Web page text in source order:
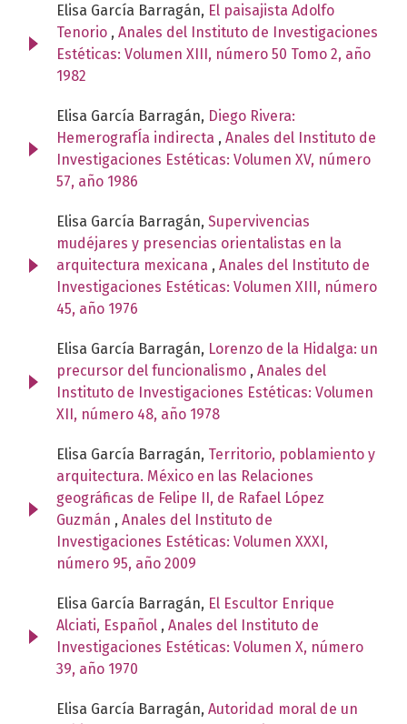
Elisa García Barragán, El paisajista Adolfo
Tenorio , Anales del Instituto de Investigaciones
Estéticas: Volumen XIII, número 50 Tomo 2, año
1982
Elisa García Barragán, Diego Rivera:
HemerografÍa indirecta , Anales del Instituto de
Investigaciones Estéticas: Volumen XV, número
57, año 1986
Elisa García Barragán, Supervivencias
mudéjares y presencias orientalistas en la
arquitectura mexicana , Anales del Instituto de
Investigaciones Estéticas: Volumen XIII, número
45, año 1976
Elisa García Barragán, Lorenzo de la Hidalga: un
precursor del funcionalismo , Anales del
Instituto de Investigaciones Estéticas: Volumen
XII, número 48, año 1978
Elisa García Barragán, Territorio, poblamiento y
arquitectura. México en las Relaciones
geográficas de Felipe II, de Rafael López
Guzmán , Anales del Instituto de
Investigaciones Estéticas: Volumen XXXI,
número 95, año 2009
Elisa García Barragán, El Escultor Enrique
Alciati, Español , Anales del Instituto de
Investigaciones Estéticas: Volumen X, número
39, año 1970
Elisa García Barragán, Autoridad moral de un